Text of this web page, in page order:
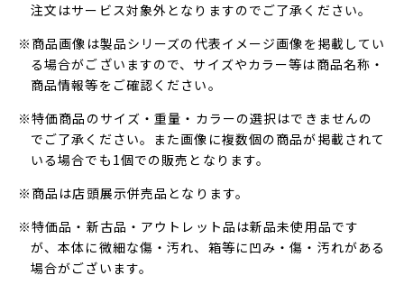
注文はサービス対象外となりますのでご了承ください。
※商品画像は製品シリーズの代表イメージ画像を掲載してい
る場合がございますので、サイズやカラー等は商品名称・
商品情報等をご確認ください。
※特価商品のサイズ・重量・カラーの選択はできませんの
でご了承ください。また画像に複数個の商品が掲載されて
いる場合でも1個での販売となります。
※商品は店頭展示併売品となります。
※特価品・新古品・アウトレット品は新品未使用品です
が、本体に微細な傷・汚れ、箱等に凹み・傷・汚れがある
場合がございます。